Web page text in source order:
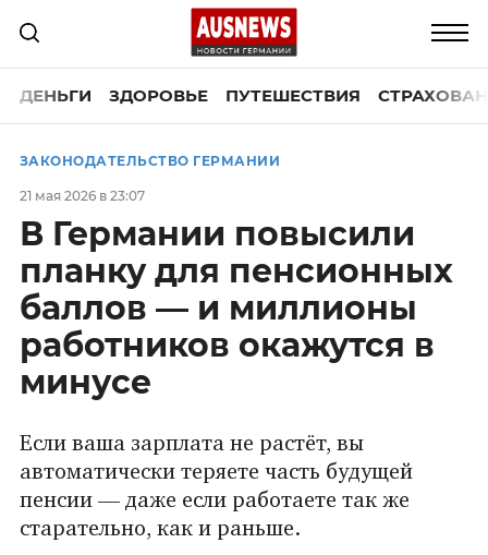
ДЕНЬГИ ЗДОРОВЬЕ ПУТЕШЕСТВИЯ
ЗАКОНОДАТЕЛЬСТВО ГЕРМАНИИ
21 мая 2026 в 23:07
В Германии повысили
планку для пенсионных
баллов — и миллионы
работников окажутся в
минусе
Если ваша зарплата не растёт, вы
автоматически теряете часть будущей
пенсии — даже если работаете так же
старательно, как и раньше.